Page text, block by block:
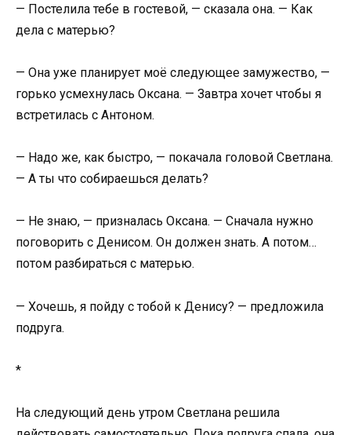
— Постелила тебе в гостевой, — сказала она. — Как
дела с матерью?
— Она уже планирует моё следующее замужество, —
горько усмехнулась Оксана. — Завтра хочет чтобы я
встретилась с Антоном.
— Надо же, как быстро, — покачала головой Светлана.
— А ты что собираешься делать?
— Не знаю, — призналась Оксана. — Сначала нужно
поговорить с Денисом. Он должен знать. А потом…
потом разбираться с матерью.
— Хочешь, я пойду с тобой к Денису? — предложила
подруга.
*
На следующий день утром Светлана решила